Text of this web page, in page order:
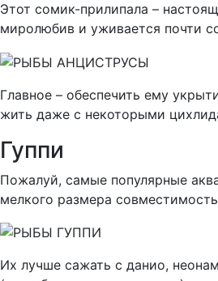
Этот сомик-прилипала –
миролюбив и уживается почти
Главное – обеспечить ему
жить даже с некоторыми
Гуппи
Пожалуй, самые популярные
мелкого размера
Их лучше сажать с данио,